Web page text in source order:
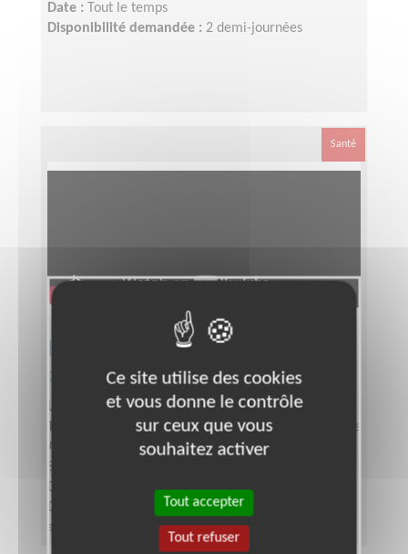
Date :
Tout le temps
Disponibilité demandée : 2 demi-journées
Santé
Responsable départemental
d’équipe bénévole Téléthon
Lieu :
SEINE-SAINT-DENIS (93)
Responsable associatif, Coordinateur d'équipe
Association :
AFM - Coordination Téléthon - Seine-
Saint-Denis
Date :
Tout le temps
Disponibilité demandée :Entre 6 à 12 heures par
semaine, selon période de l'année
Ce site utilise des cookies
et vous donne le contrôle
sur ceux que vous
souhaitez activer
Tout accepter
Tout refuser